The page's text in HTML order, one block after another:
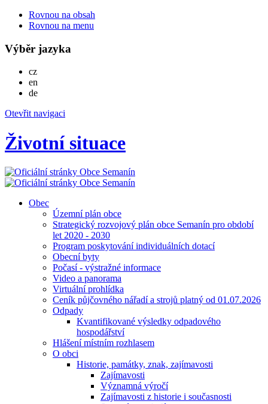
Rovnou na obsah
Rovnou na menu
Výběr jazyka
czČesky
en
deDeutsch
Otevřit navigaci
Životní situace
Obec
Územní plán obce
Strategický rozvojový plán obce Semanín pro období
let 2020 - 2030
Program poskytování individuálních dotací
Obecní byty
Počasí - výstražné informace
Video a panorama
Virtuální prohlídka
Ceník půjčovného nářadí a strojů platný od 01.07.2026
Odpady
Kvantifikované výsledky odpadového
hospodářství
Hlášení místním rozhlasem
O obci
Historie, památky, znak, zajímavosti
Zajímavosti
Významná výročí
Zajímavosti z historie i současnosti